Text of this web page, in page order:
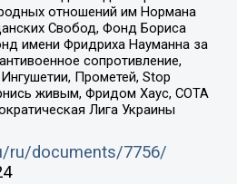
отношений им Нормана
Свобод, Фонд Бориса
имени Фридриха Науманна за
сопротивление,
Прометей, Stop
живым, Фридом Хаус, СОТА
Лига Украины
ru/documents/7756/